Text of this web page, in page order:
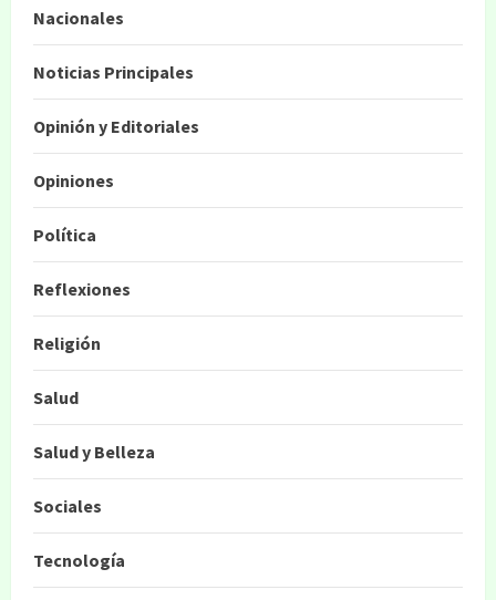
Nacionales
Noticias Principales
Opinión y Editoriales
Opiniones
Política
Reflexiones
Religión
Salud
Salud y Belleza
Sociales
Tecnología